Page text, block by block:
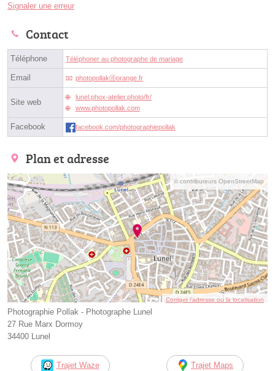
Signaler une erreur
Contact
Téléphone Téléphoner au photographe de mariage
Email photopollakⓐorange.fr
Site web
lunel.phox-atelier.photo/fr/
www.photopollak.com
Facebook facebook.com/photographiepollak
Plan et adresse
© contributeurs OpenStreetMap
Corriger l’adresse ou la localisation
Photographie Pollak - Photographe Lunel
27 Rue Marx Dormoy
34400 Lunel
Trajet Waze Trajet Maps